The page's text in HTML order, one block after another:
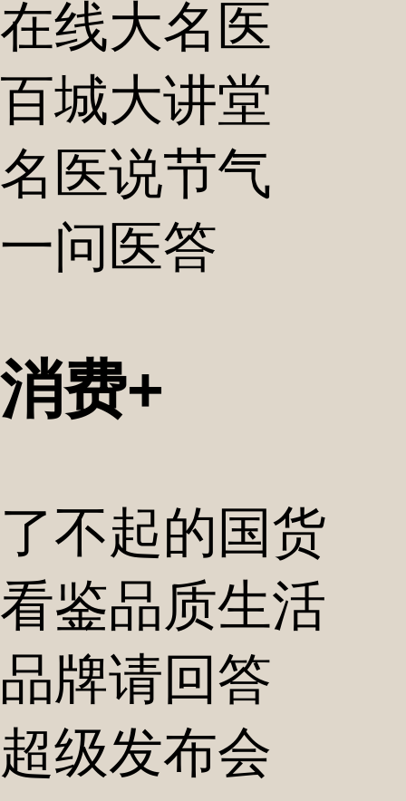
在线大名医
百城大讲堂
名医说节气
一问医答
消费+
了不起的国货
看鉴品质生活
品牌请回答
超级发布会